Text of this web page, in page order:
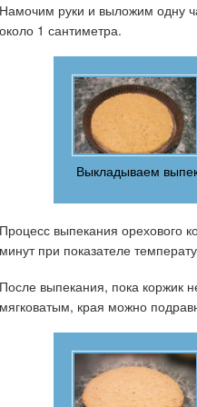
Намочим руки и выложим одну
около 1 сантиметра.
Выкладываем
Процесс выпекания орехового
минут при показателе
После выпекания, пока коржик
мягковатым, края можно